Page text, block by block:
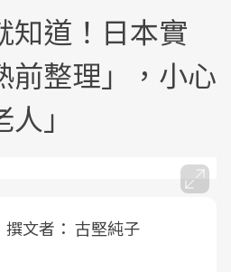
知道！日本實
前整理」，小心
」
撰文者： 古堅純子